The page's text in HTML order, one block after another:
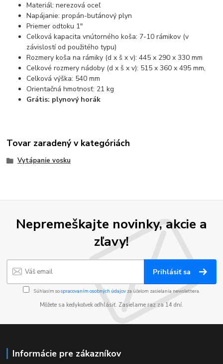
Materiál: nerezová oceľ
Napájanie: propán-butánový plyn
Priemer odtoku 1"
Celková kapacita vnútorného koša: 7-10 rámikov (v
závislostí od použitého typu)
Rozmery koša na rámiky (d x š x v): 445 x 290 x 330 mm
Celkové rozmery nádoby (d x š x v): 515 x 360 x 495 mm,
Celková výška: 540 mm
Orientačná hmotnosť: 21 kg
Grátis: plynový horák
Tovar zaradený v kategóriách
Vytápanie vosku
Nepremeškajte novinky, akcie a
zľavy!
Prihlásiť sa
Súhlasím sospracovaním osobných údajov za účelom zasielania newslettera.
Môžete sa kedykoľvek odhlásiť. Zasielame raz za 14 dní.
Informácie pre zákazníkov